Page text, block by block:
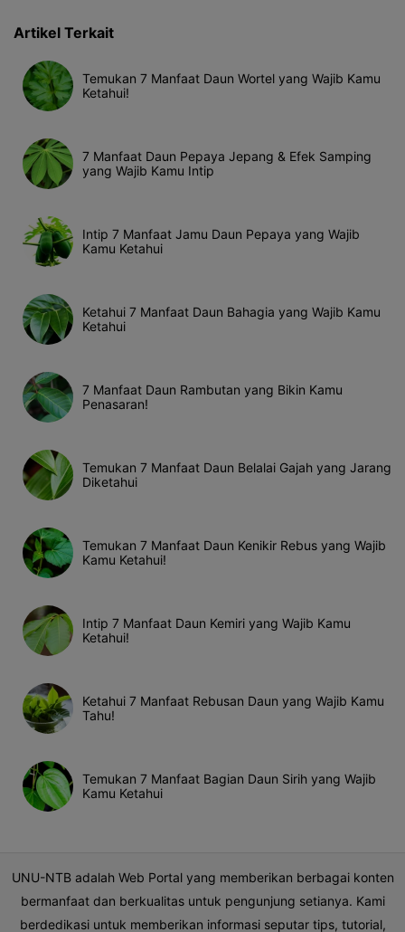
Artikel Terkait
Temukan 7 Manfaat Daun Wortel yang Wajib Kamu
Ketahui!
7 Manfaat Daun Pepaya Jepang & Efek Samping
yang Wajib Kamu Intip
Intip 7 Manfaat Jamu Daun Pepaya yang Wajib
Kamu Ketahui
Ketahui 7 Manfaat Daun Bahagia yang Wajib Kamu
Ketahui
7 Manfaat Daun Rambutan yang Bikin Kamu
Penasaran!
Temukan 7 Manfaat Daun Belalai Gajah yang Jarang
Diketahui
Temukan 7 Manfaat Daun Kenikir Rebus yang Wajib
Kamu Ketahui!
Intip 7 Manfaat Daun Kemiri yang Wajib Kamu
Ketahui!
Ketahui 7 Manfaat Rebusan Daun yang Wajib Kamu
Tahu!
Temukan 7 Manfaat Bagian Daun Sirih yang Wajib
Kamu Ketahui
UNU-NTB adalah Web Portal yang memberikan berbagai konten
bermanfaat dan berkualitas untuk pengunjung setianya. Kami
berdedikasi untuk memberikan informasi seputar tips, tutorial,